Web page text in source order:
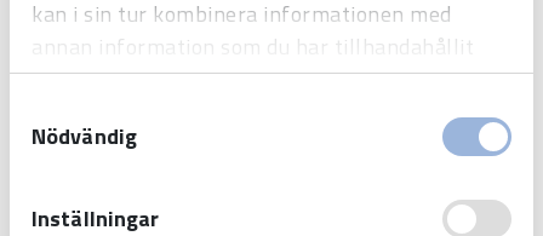
kan i sin tur kombinera informationen med
annan information som du har tillhandahållit
eller som de har samlat in när du har använt
Nödvändig
Inställningar